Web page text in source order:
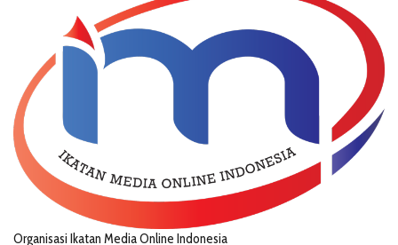
Organisasi Ikatan Media Online Indonesia